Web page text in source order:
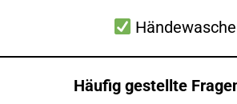
Häufig gestellte